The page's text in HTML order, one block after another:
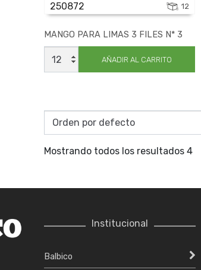
250872 12
MANGO PARA LIMAS 3 FILES N* 3
MANGO
PARA
LIMAS
cantidad
AÑADIR AL CARRITO
Mostrando todos los resultados 4
Institucional
Balbico